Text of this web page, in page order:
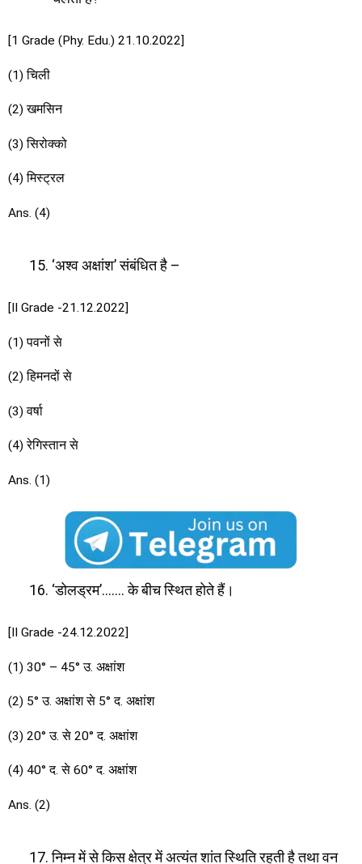
[1 Grade (Phy. Edu.) 21.10.2022]
(1) चिली
(2) खमसिन
(3) सिरोक्को
(4) मिस्ट्रल
Ans. (4)
‘अश्व अक्षांश’ संबंधित है –
[II Grade -21.12.2022]
(1) पवनों से
(2) हिमनदों से
(3) वर्षा
(4) रेगिस्तान से
Ans. (1)
‘डोलड्रम’……. के बीच स्थित होते हैं।
[II Grade -24.12.2022]
(1) 30° – 45° उ. अक्षांश
(2) 5° उ. अक्षांश से 5° द. अक्षांश
(3) 20° उ. से 20° द. अक्षांश
(4) 40° द. से 60° द. अक्षांश
Ans. (2)
निम्न में से किस क्षेत्र में अत्यंत शांत स्थिति रहती है तथा वन